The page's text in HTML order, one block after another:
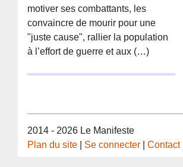
motiver ses combattants, les
convaincre de mourir pour une
"juste cause", rallier la population
à l’effort de guerre et aux (…)
2014 - 2026 Le Manifeste
Plan du site
Se connecter |Contact|